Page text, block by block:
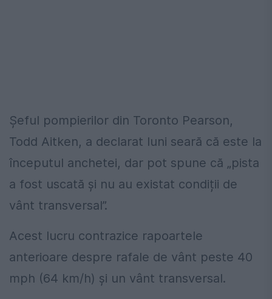
Șeful pompierilor din Toronto Pearson,
Todd Aitken, a declarat luni seară că este la
începutul anchetei, dar pot spune că „pista
a fost uscată și nu au existat condiții de
vânt transversal”.
Acest lucru contrazice rapoartele
anterioare despre rafale de vânt peste 40
mph (64 km/h) și un vânt transversal.